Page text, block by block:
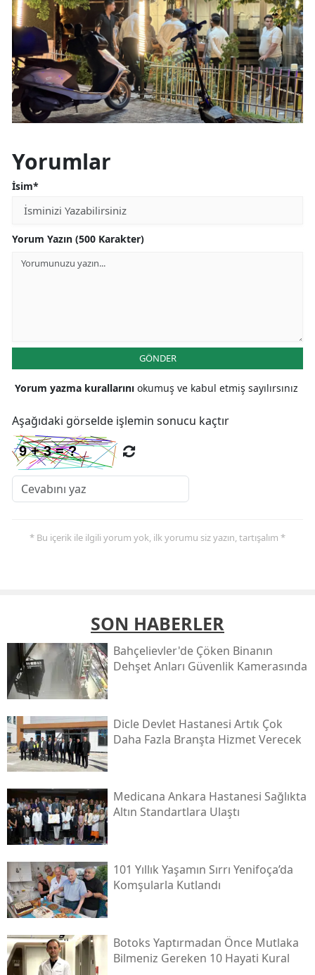
Yorumlar
İsim*
Yorum Yazın (500 Karakter)
GÖNDER
Yorum yazma kurallarını okumuş ve kabul etmiş sayılırsınız
Aşağıdaki görselde işlemin sonucu kaçtır
* Bu içerik ile ilgili yorum yok, ilk yorumu siz yazın, tartışalım *
SON HABERLER
Bahçelievler'de Çöken Binanın
Dehşet Anları Güvenlik Kamerasında
Dicle Devlet Hastanesi Artık Çok
Daha Fazla Branşta Hizmet Verecek
Medicana Ankara Hastanesi Sağlıkta
Altın Standartlara Ulaştı
101 Yıllık Yaşamın Sırrı Yenifoça’da
Komşularla Kutlandı
Botoks Yaptırmadan Önce Mutlaka
Bilmeniz Gereken 10 Hayati Kural